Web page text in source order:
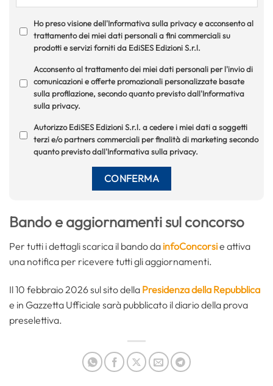
Ho preso visione dell'Informativa sulla privacy e acconsento al
trattamento dei miei dati personali a fini commerciali su
prodotti e servizi forniti da EdiSES Edizioni S.r.l.
Acconsento al trattamento dei miei dati personali per l'invio di
comunicazioni e offerte promozionali personalizzate basate
sulla profilazione, secondo quanto previsto dall'Informativa
sulla privacy.
Autorizzo EdiSES Edizioni S.r.l. a cedere i miei dati a soggetti
terzi e/o partners commerciali per finalità di marketing secondo
quanto previsto dall'Informativa sulla privacy.
Bando e aggiornamenti sul concorso
Per tutti i dettagli scarica il bando da infoConcorsie attiva
una notifica per ricevere tutti gli aggiornamenti.
Il 10 febbraio 2026 sul sito della Presidenza della Repubblica
e in Gazzetta Ufficiale sarà pubblicato il diario della prova
preselettiva.